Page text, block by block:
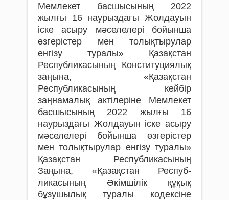
Мемлекет басшы­сының 2022
жылғы 16 наурыздағы Жолдауын
іске асыру мәселелері бойынша
өзгерістер мен толықтырулар
енгізу туралы» Қазақстан
Республикасының Конституциялық
заңына, «Қазақстан
Республикасының кейбір
заңнамалық актілеріне Мемлекет
басшысының 2022 жылғы 16
наурыздағы Жолдауын іске асыру
мәселелері бойынша өзгерістер
мен толықтырулар енгізу туралы»
Қазақстан Республикасының
Заңына, «Қазақстан Респуб­
ликасының Әкімшілік құқық
бұзушылық туралы кодексіне